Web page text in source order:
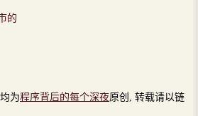
的
为程序背后的每个深夜原创, 转载请以链